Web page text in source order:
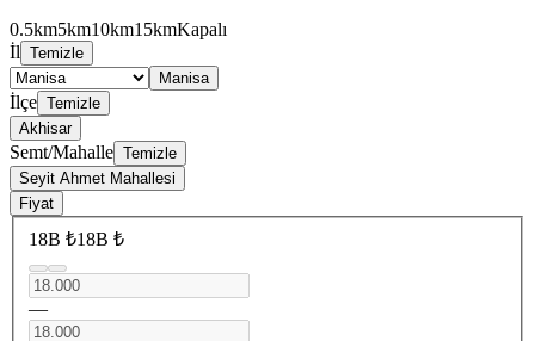
0.5km5km10km15kmKapalı
İl Temizle
Manisa
İlçe Temizle
Akhisar
Semt/Mahalle Temizle
Seyit Ahmet Mahallesi
Fiyat
18B ₺18B ₺
—